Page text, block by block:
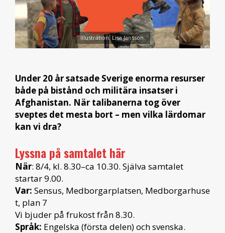
Illustration: Lisa Jansson.
Under 20 år satsade Sverige enorma resurser
både på bistånd och militära insatser i
Afghanistan. När talibanerna tog över
sveptes det mesta bort – men vilka lärdomar
kan vi dra?
Lyssna på samtalet här
När: 8/4, kl. 8.30–ca 10.30. Själva samtalet
startar 9.00.
Var: Sensus, Medborgarplatsen, Medborgarhuse
t, plan 7
Vi bjuder på frukost från 8.30.
Språk: Engelska (första delen) och svenska.